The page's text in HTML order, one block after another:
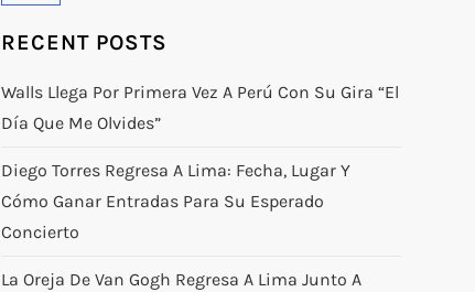
RECENT POSTS
Walls Llega Por Primera Vez A Perú Con Su Gira “El
Día Que Me Olvides”
Diego Torres Regresa A Lima: Fecha, Lugar Y
Cómo Ganar Entradas Para Su Esperado
Concierto
La Oreja De Van Gogh Regresa A Lima Junto A